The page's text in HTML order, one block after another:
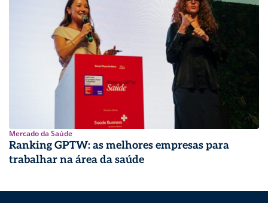
Mercado da Saúde
Ranking GPTW: as melhores empresas para
trabalhar na área da saúde